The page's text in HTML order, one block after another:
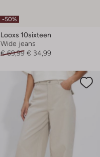
-50%
Looxs 10sixteen
Wide jeans
€ 69,99 € 34,99